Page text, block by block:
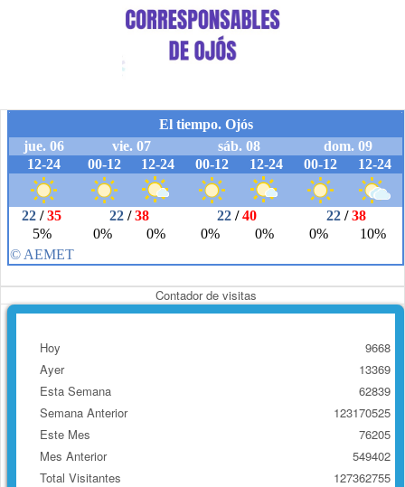
Contador de visitas
Hoy
Ayer
Esta Semana
Semana Anterior
Este Mes
Mes Anterior
Total Visitantes
9668
13369
62839
123170525
76205
549402
127362755